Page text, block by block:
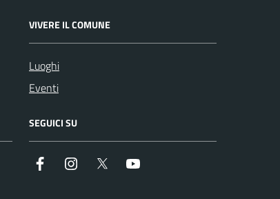
VIVERE IL COMUNE
Luoghi
Eventi
SEGUICI SU
Facebook InstagramTwitter